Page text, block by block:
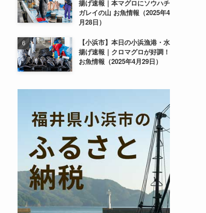
揚げ速報｜本マグロにソウハチ
ガレイの山 お魚情報（2025年4
月28日）
【小浜市】本日の小浜漁港・水
揚げ速報｜クロマグロが好調！
お魚情報（2025年4月29日）